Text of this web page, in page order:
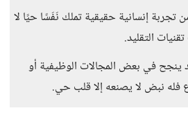
تجربة إنسانية حقيقية تملك نَفَسًا حيًا لا
التقليد.
ينجح في بعض المجالات الوظيفية أو
فله نبض لا يصنعه إلا قلب حي.